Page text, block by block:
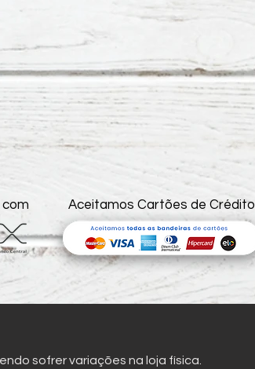
com Aceitamos Cartões de Crédito
sofrer variações na loja física.